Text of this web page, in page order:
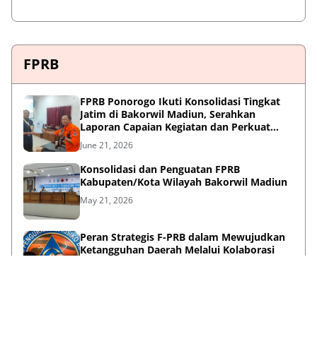
FPRB
FPRB Ponorogo Ikuti Konsolidasi Tingkat
Jatim di Bakorwil Madiun, Serahkan
Laporan Capaian Kegiatan dan Perkuat
Sinergi Pentahelix
June 21, 2026
Konsolidasi dan Penguatan FPRB
Kabupaten/Kota Wilayah Bakorwil Madiun
May 21, 2026
Peran Strategis F-PRB dalam Mewujudkan
Ketangguhan Daerah Melalui Kolaborasi